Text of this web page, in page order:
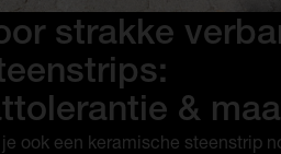
strakke
&
ook een keramische steenstrip